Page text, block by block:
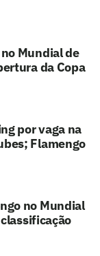
Mundial de
da Copa
por vaga na
Flamengo
no Mundial